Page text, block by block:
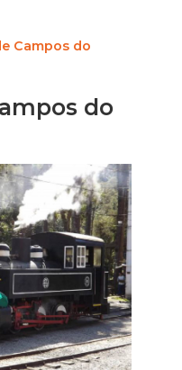
Campos do
do